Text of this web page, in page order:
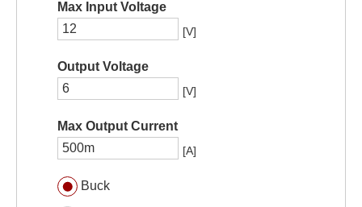
Max Input Voltage
[V]
Output Voltage
[V]
Max Output Current
[A]
Buck